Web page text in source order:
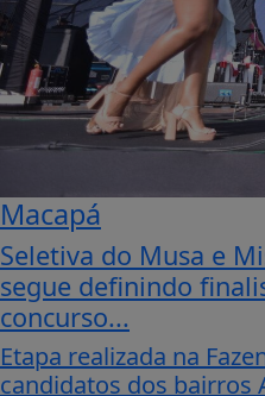
Macapá
Seletiva do Musa e
segue definindo
concurso...
Etapa realizada na
candidatos dos bairros